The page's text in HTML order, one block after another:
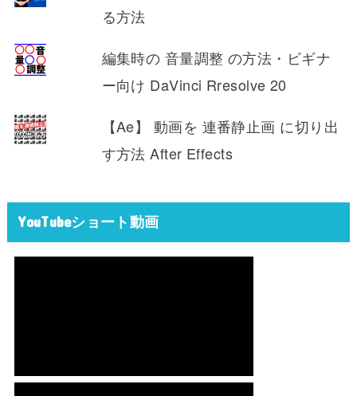
る方法
編集時の 音量調整 の方法・ビギナ
ー向け DaVinci Rresolve 20
【Ae】 動画を 連番静止画 に切り出
す方法 After Effects
YouTubeショート動画